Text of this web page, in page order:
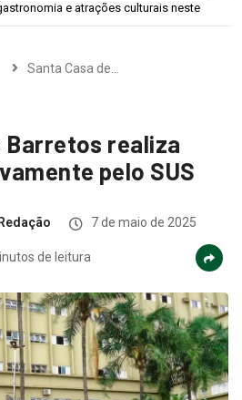
e conspiração em um suspense
Santa Casa de…
Barretos realiza
pelo SUS
Redação 7 de maio de 2025
de leitura